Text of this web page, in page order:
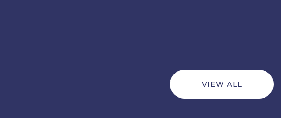
VIEW ALL